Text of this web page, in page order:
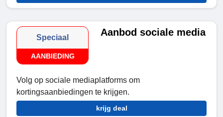
Speciaal
AANBIEDING
Aanbod sociale media
Volg op sociale mediaplatforms om
kortingsaanbiedingen te krijgen.
krijg deal